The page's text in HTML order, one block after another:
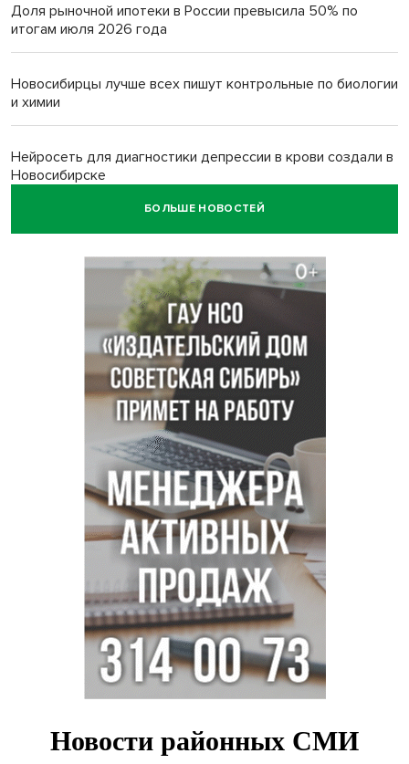
Доля рыночной ипотеки в России превысила 50% по
итогам июля 2026 года
Новосибирцы лучше всех пишут контрольные по биологии
и химии
Нейросеть для диагностики депрессии в крови создали в
Новосибирске
БОЛЬШЕ НОВОСТЕЙ